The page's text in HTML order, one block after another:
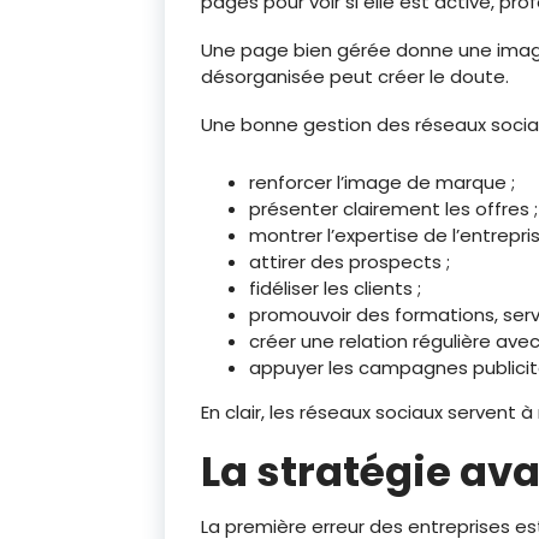
Une page bien gérée donne une
désorganisée peut créer le doute.
Une bonne gestion des réseaux
renforcer l’image de marque ;
présenter clairement les offres ;
montrer l’expertise de
attirer des prospects ;
fidéliser les clients ;
promouvoir des formations,
créer une relation régulière
appuyer les campagnes
En clair, les réseaux sociaux servent
La stratégie
La première erreur des entreprises